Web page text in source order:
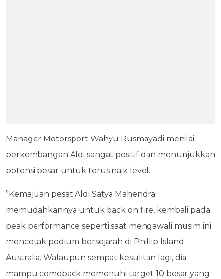
Manager Motorsport Wahyu Rusmayadi menilai
perkembangan Aldi sangat positif dan menunjukkan
potensi besar untuk terus naik level.
”Kemajuan pesat Aldi Satya Mahendra
memudahkannya untuk back on fire, kembali pada
peak performance seperti saat mengawali musim ini
mencetak podium bersejarah di Phillip Island
Australia. Walaupun sempat kesulitan lagi, dia
mampu comeback memenuhi target 10 besar yang